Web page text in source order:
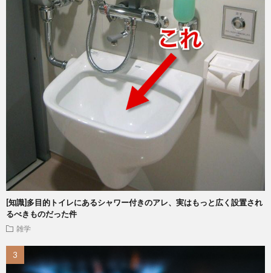
[知識]多目的トイレにあるシャワー付きのアレ、実はもっと広く設置され
るべきものだった件
雑学